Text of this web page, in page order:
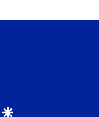
whatsapp
google